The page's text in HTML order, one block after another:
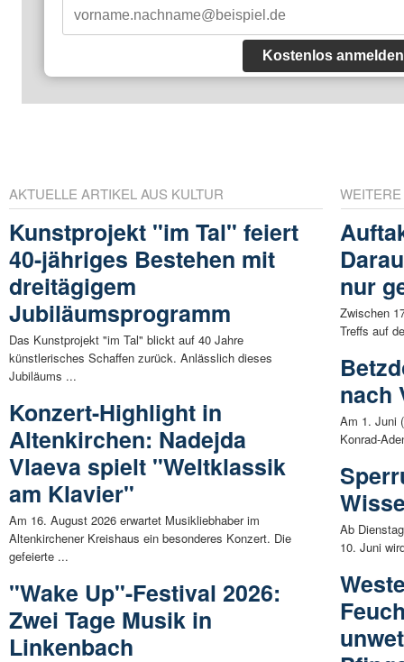
Kostenlos anmelden
AKTUELLE ARTIKEL AUS KULTUR
Kunstprojekt "im Tal" feiert
40-jähriges Bestehen mit
dreitägigem
Jubiläumsprogramm
Das Kunstprojekt "im Tal" blickt auf 40 Jahre
künstlerisches Schaffen zurück. Anlässlich dieses
Jubiläums ...
Konzert-Highlight in
Altenkirchen: Nadejda
Vlaeva spielt "Weltklassik
am Klavier"
Am 16. August 2026 erwartet Musikliebhaber im
Altenkirchener Kreishaus ein besonderes Konzert. Die
gefeierte ...
"Wake Up"-Festival 2026:
Zwei Tage Musik in
Linkenbach
nur
Zwischen
Treffs auf
nach
Am 1. Juni
Konrad-
Ab
10. Juni